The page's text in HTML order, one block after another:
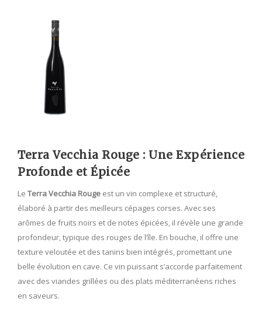
Terra Vecchia Rouge : Une Expérience
Profonde et Épicée
Le Terra Vecchia Rouge est un vin complexe et structuré,
élaboré à partir des meilleurs cépages corses. Avec ses
arômes de fruits noirs et de notes épicées, il révèle une grande
profondeur, typique des rouges de l’île. En bouche, il offre une
texture veloutée et des tanins bien intégrés, promettant une
belle évolution en cave. Ce vin puissant s’accorde parfaitement
avec des viandes grillées ou des plats méditerranéens riches
en saveurs.